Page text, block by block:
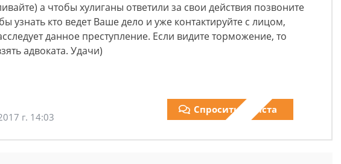
а чтобы хулиганы ответили за свои действия позвоните
узнать кто ведет Ваше дело и уже контактируйте с лицом,
данное преступление. Если видите торможение, то
адвоката. Удачи)
г. 14:03
Спросить юриста